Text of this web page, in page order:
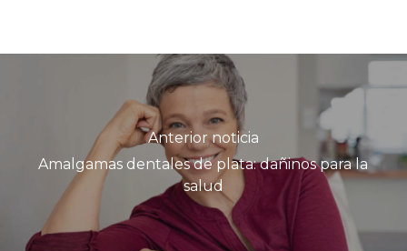
Anterior noticia
Amalgamas dentales de plata: dañinos para la
salud